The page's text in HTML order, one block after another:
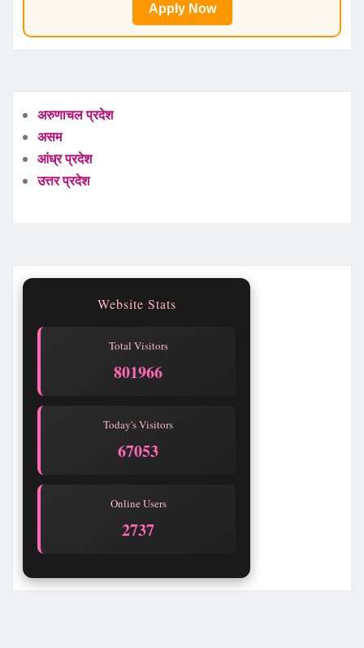
Apply Now
अरुणाचल प्रदेश
असम
आंध्र प्रदेश
उत्तर प्रदेश
Website Stats
Total Visitors
801970
Today's Visitors
67057
Online Users
2735